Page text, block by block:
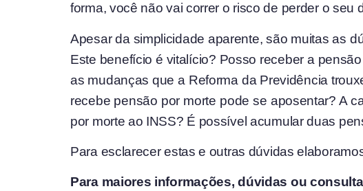
forma, você não vai correr o risco de perder o seu
Apesar da simplicidade aparente, são muitas as
Este benefício é vitalício? Posso receber a
as mudanças que a Reforma da Previdência
recebe pensão por morte pode se aposentar? A
por morte ao INSS? É possível acumular duas
Para esclarecer estas e outras dúvidas
Para maiores informações, dúvidas ou